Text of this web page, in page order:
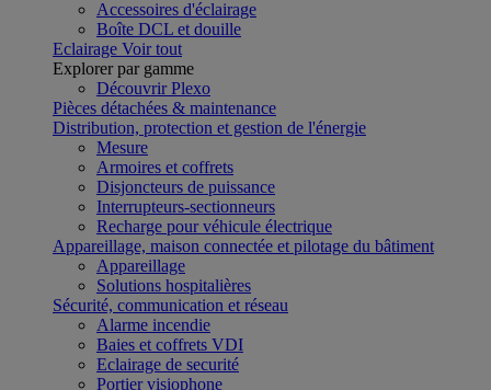
Accessoires d'éclairage
Boîte DCL et douille
Eclairage Voir tout
Explorer par gamme
Découvrir Plexo
Pièces détachées & maintenance
Distribution, protection et gestion de l'énergie
Mesure
Armoires et coffrets
Disjoncteurs de puissance
Interrupteurs-sectionneurs
Recharge pour véhicule électrique
Appareillage, maison connectée et pilotage du bâtiment
Appareillage
Solutions hospitalières
Sécurité, communication et réseau
Alarme incendie
Baies et coffrets VDI
Eclairage de securité
Portier visiophone